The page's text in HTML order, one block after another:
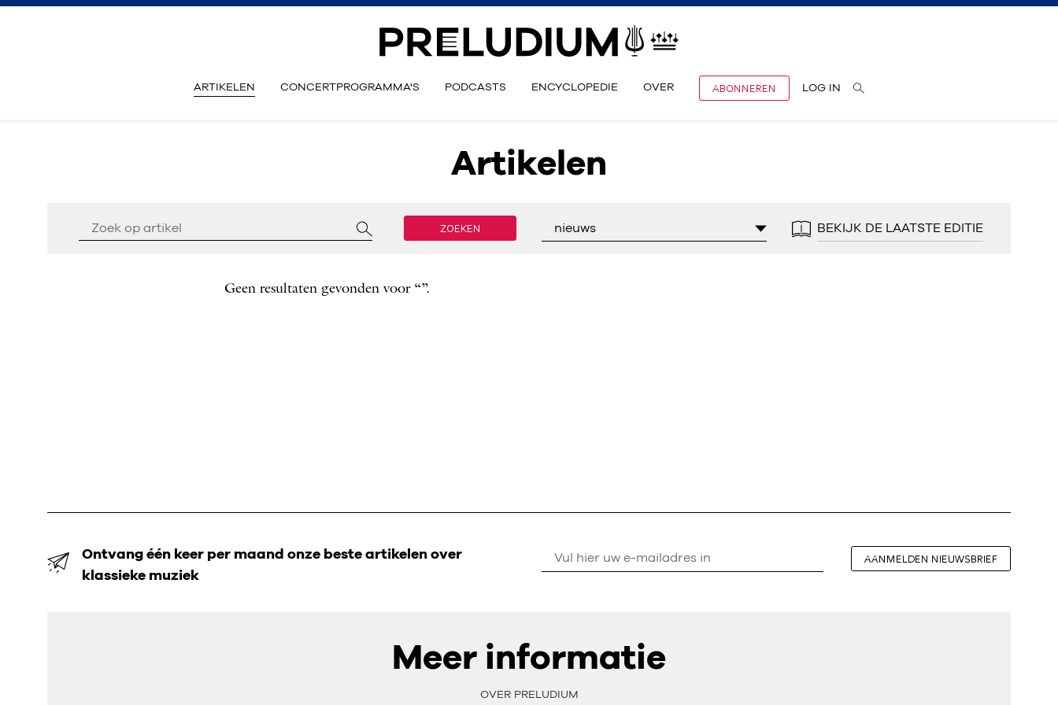
ARTIKELEN CONCERTPROGRAMMA'S PODCASTS ENCYCLOPEDIE OVER ABONNEREN LOG IN
Artikelen
ZOEKEN nieuws BEKIJK DE LAATSTE EDITIE
Geen resultaten gevonden voor “”.
Ontvang één keer per maand onze beste artikelen over
klassieke muziek
AANMELDEN NIEUWSBRIEF
Meer informatie
OVER PRELUDIUM